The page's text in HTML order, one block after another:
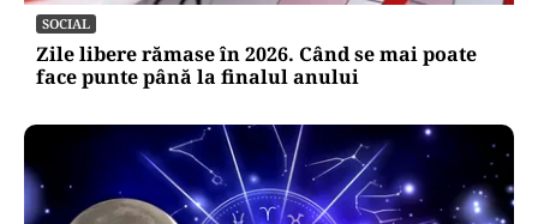
SOCIAL
Zile libere rămase în 2026. Când se mai poate
face punte până la finalul anului